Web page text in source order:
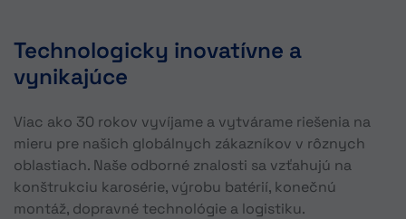
Technologicky inovatívne a
vynikajúce
Viac ako 30 rokov vyvíjame a vytvárame riešenia na
mieru pre našich globálnych zákazníkov v rôznych
oblastiach. Naše odborné znalosti sa vzťahujú na
konštrukciu karosérie, výrobu batérií, konečnú
montáž, dopravné technológie a logistiku.